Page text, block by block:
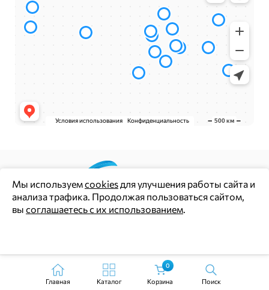
Цены и информация на сайте носят информационный
характер и не являются публичной офертой (ст. 437 ГК РФ)
Главная Каталог
0
Корзина Поиск
Мы используемcookies для улучшения работы сайта и
анализа трафика. Продолжая пользоваться сайтом,
вы соглашаетесь с их использованием.